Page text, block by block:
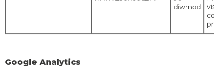
diwrnod
Google Analytics